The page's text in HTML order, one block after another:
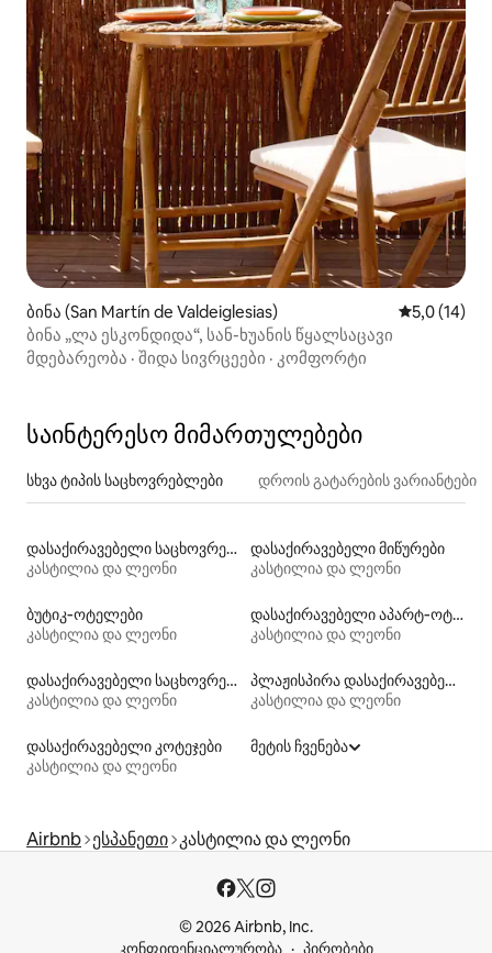
ბინა (San Martín de Valdeiglesias) საშუალო
5,0 (14)
ბინა „ლა ესკონდიდა“, სან-ხუანის წყალსაცავი
მდებარეობა · შიდა სივრცეები · კომფორტი
საინტერესო მიმართულებები
სხვა ტიპის საცხოვრებლები დროის გატარების ვარიანტები
დასაქირავებელი საცხოვრებელი ავტოფურგონები
კასტილია და ლეონი
დასაქირავებელი მიწურები
კასტილია და ლეონი
ბუტიკ‑ოტელები
კასტილია და ლეონი
დასაქირავებელი აპარტ‑ოტელები
კასტილია და ლეონი
დასაქირავებელი საცხოვრებლები ადაპტირებული სიმაღლის უნიტაზით
კასტილია და ლეონი
პლაჟისპირა დასაქირავებელი საცხოვრებლები
კასტილია და ლეონი
დასაქირავებელი კოტეჯები
კასტილია და ლეონი
მეტის ჩვენება
Airbnb ესპანეთი კასტილია და ლეონი
© 2026 Airbnb, Inc.
კონფიდენციალურობა
პირობები